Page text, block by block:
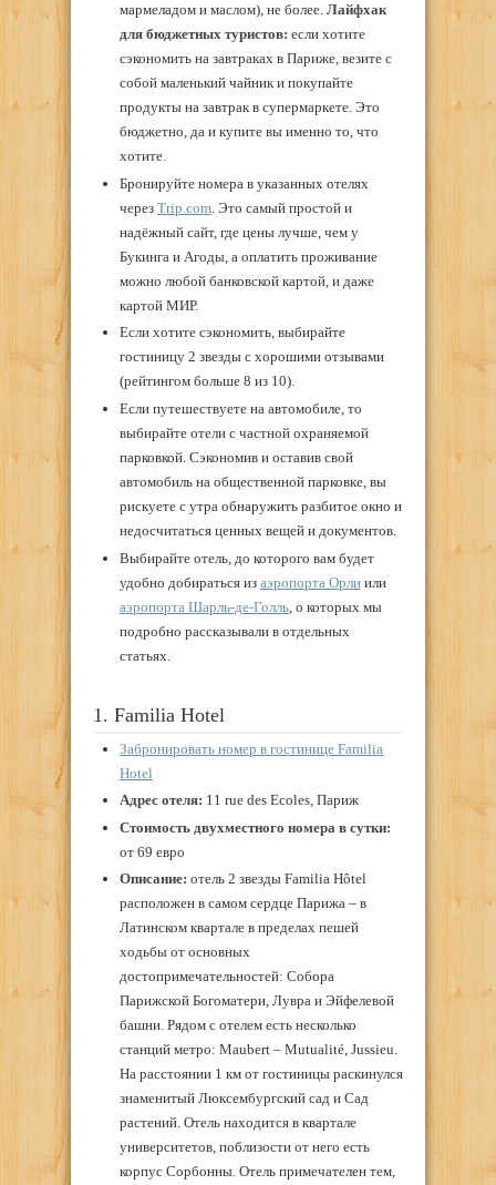
мармеладом и маслом), не более. Лайфхак
для бюджетных туристов: если хотите
сэкономить на завтраках в Париже, везите с
собой маленький чайник и покупайте
продукты на завтрак в супермаркете. Это
бюджетно, да и купите вы именно то, что
хотите.
Бронируйте номера в указанных отелях
через Trip.com . Это самый простой и
надёжный сайт, где цены лучше, чем у
Букинга и Агоды, а оплатить проживание
можно любой банковской картой, и даже
картой МИР.
Если хотите сэкономить, выбирайте
гостиницу 2 звезды с хорошими отзывами
(рейтингом больше 8 из 10).
Если путешествуете на автомобиле, то
выбирайте отели с частной охраняемой
парковкой. Сэкономив и оставив свой
автомобиль на общественной парковке, вы
рискуете с утра обнаружить разбитое окно и
недосчитаться ценных вещей и документов.
Выбирайте отель, до которого вам будет
удобно добираться из аэропорта Орлиили
аэропорта Шарль-де-Голль, о которых мы
подробно рассказывали в отдельных
статьях.
1. Familia Hotel
Забронировать номер в гостинице Familia
Hotel
Адрес отеля: 11 rue des Ecoles, Париж
Стоимость двухместного номера в сутки:
от 69 евро
Описание: отель 2 звезды Familia Hôtel
расположен в самом сердце Парижа – в
Латинском квартале в пределах пешей
ходьбы от основных
достопримечательностей: Собора
Парижской Богоматери, Лувра и Эйфелевой
башни. Рядом с отелем есть несколько
станций метро: Maubert – Mutualité, Jussieu.
На расстоянии 1 км от гостиницы раскинулся
знаменитый Люксембургский сад и Сад
растений. Отель находится в квартале
университетов, поблизости от него есть
корпус Сорбонны. Отель примечателен тем,